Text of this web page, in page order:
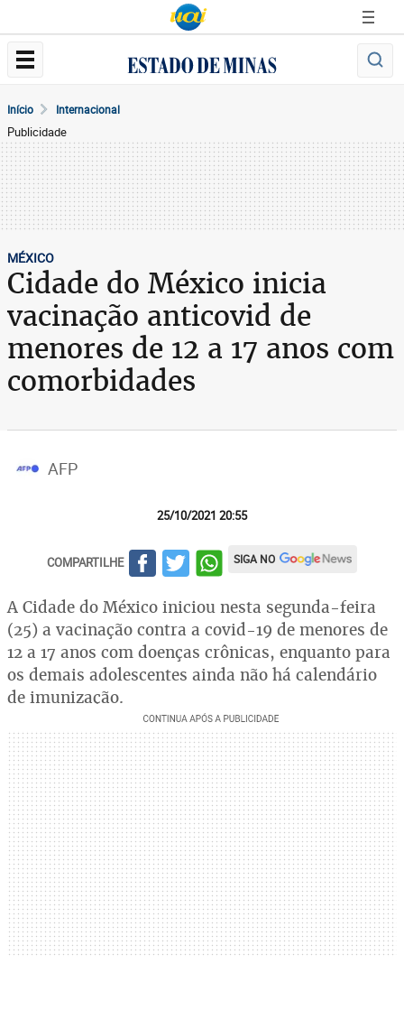
Início Internacional
Publicidade
MÉXICO
Cidade do México inicia
vacinação anticovid de
menores de 12 a 17 anos com
comorbidades
AFP
25/10/2021 20:55
COMPARTILHE SIGA NO
A Cidade do México iniciou nesta segunda-feira
(25) a vacinação contra a covid-19 de menores de
12 a 17 anos com doenças crônicas, enquanto para
os demais adolescentes ainda não há calendário
de imunização.